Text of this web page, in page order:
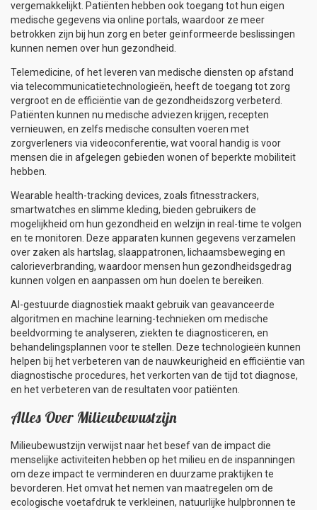
vergemakkelijkt. Patiënten hebben ook toegang tot hun eigen
medische gegevens via online portals, waardoor ze meer
betrokken zijn bij hun zorg en beter geïnformeerde beslissingen
kunnen nemen over hun gezondheid.
Telemedicine, of het leveren van medische diensten op afstand
via telecommunicatietechnologieën, heeft de toegang tot zorg
vergroot en de efficiëntie van de gezondheidszorg verbeterd.
Patiënten kunnen nu medische adviezen krijgen, recepten
vernieuwen, en zelfs medische consulten voeren met
zorgverleners via videoconferentie, wat vooral handig is voor
mensen die in afgelegen gebieden wonen of beperkte mobiliteit
hebben.
Wearable health-tracking devices, zoals fitnesstrackers,
smartwatches en slimme kleding, bieden gebruikers de
mogelijkheid om hun gezondheid en welzijn in real-time te volgen
en te monitoren. Deze apparaten kunnen gegevens verzamelen
over zaken als hartslag, slaappatronen, lichaamsbeweging en
calorieverbranding, waardoor mensen hun gezondheidsgedrag
kunnen volgen en aanpassen om hun doelen te bereiken.
AI-gestuurde diagnostiek maakt gebruik van geavanceerde
algoritmen en machine learning-technieken om medische
beeldvorming te analyseren, ziekten te diagnosticeren, en
behandelingsplannen voor te stellen. Deze technologieën kunnen
helpen bij het verbeteren van de nauwkeurigheid en efficiëntie van
diagnostische procedures, het verkorten van de tijd tot diagnose,
en het verbeteren van de resultaten voor patiënten.
Alles Over Milieubewustzijn
Milieubewustzijn verwijst naar het besef van de impact die
menselijke activiteiten hebben op het milieu en de inspanningen
om deze impact te verminderen en duurzame praktijken te
bevorderen. Het omvat het nemen van maatregelen om de
ecologische voetafdruk te verkleinen, natuurlijke hulpbronnen te